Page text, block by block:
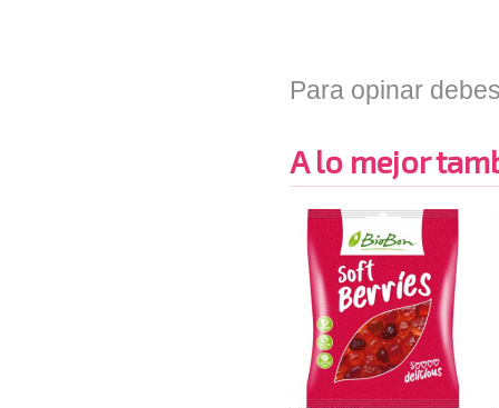
Para opinar
A lo mejor